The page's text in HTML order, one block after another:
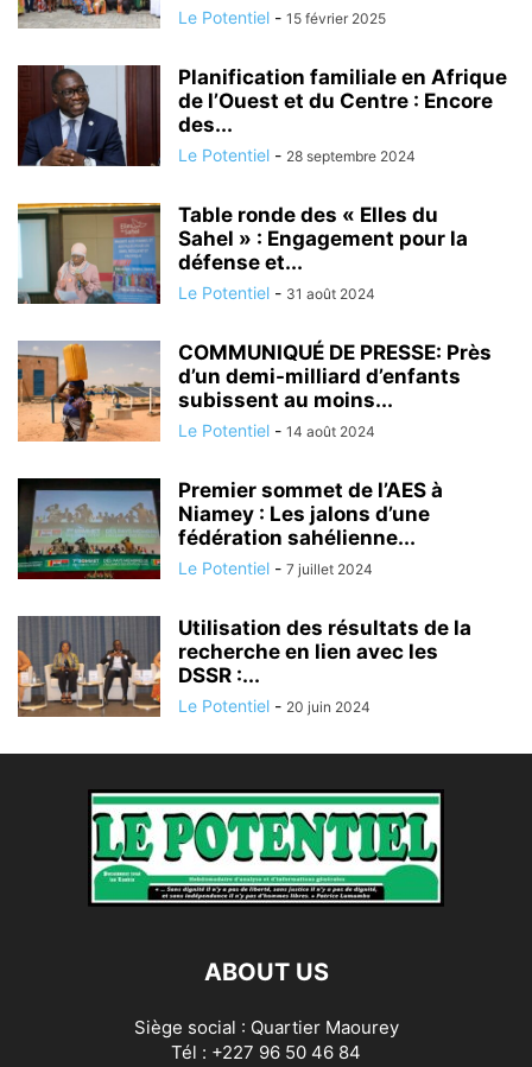
Le Potentiel - 15 février 2025
Planification familiale en Afrique
de l’Ouest et du Centre : Encore
des...
Le Potentiel - 28 septembre 2024
Table ronde des « Elles du
Sahel » : Engagement pour la
défense et...
Le Potentiel - 31 août 2024
COMMUNIQUÉ DE PRESSE: Près
d’un demi-milliard d’enfants
subissent au moins...
Le Potentiel - 14 août 2024
Premier sommet de l’AES à
Niamey : Les jalons d’une
fédération sahélienne...
Le Potentiel - 7 juillet 2024
Utilisation des résultats de la
recherche en lien avec les
DSSR :...
Le Potentiel - 20 juin 2024
ABOUT US
Siège social : Quartier Maourey
Tél : +227 96 50 46 84